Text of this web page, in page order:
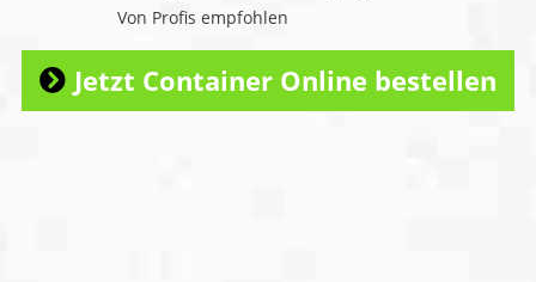
Von Profis empfohlen
Jetzt Container Online bestellen